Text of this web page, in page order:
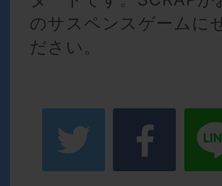
のサスペンスゲームに
ださい。